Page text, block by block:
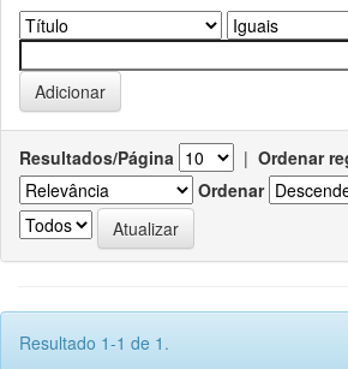
Resultados/Página | Ordenar
Ordenar
Resultado 1-1 de 1.